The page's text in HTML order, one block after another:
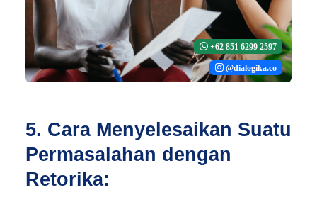
+62 851 6299 2597
@dialogika.co
5. Cara Menyelesaikan Suatu
Permasalahan dengan
Retorika: